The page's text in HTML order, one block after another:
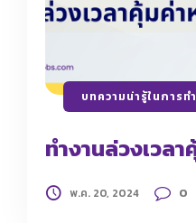
บทความน่ารู้ในการท
ทำงานล่วงเวล
พ.ค. 20, 2024 0